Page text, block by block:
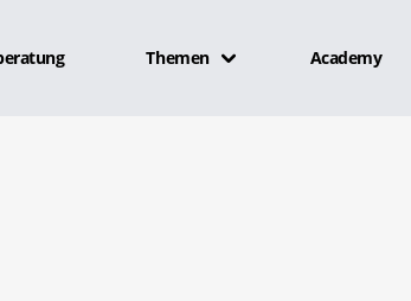
Themen Academy